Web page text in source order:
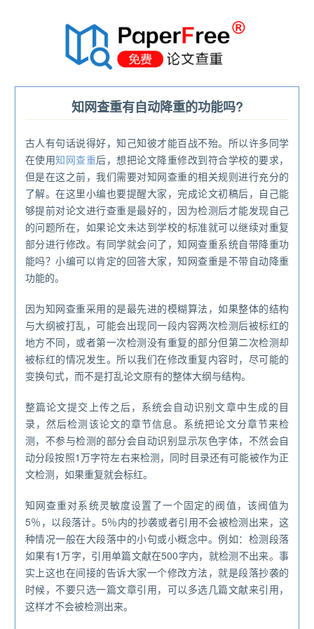
知网查重有自动降重的功能吗?
古人有句话说得好，知己知彼才能百战不殆。所以许多同学
在使用知网查重后，想把论文降重修改到符合学校的要求，
但是在这之前，我们需要对知网查重的相关规则进行充分的
了解。在这里小编也要提醒大家，完成论文初稿后，自己能
够提前对论文进行查重是最好的，因为检测后才能发现自己
的问题所在，如果论文未达到学校的标准就可以继续对重复
部分进行修改。有同学就会问了，知网查重系统自带降重功
能吗？小编可以肯定的回答大家，知网查重是不带自动降重
功能的。
因为知网查重采用的是最先进的模糊算法，如果整体的结构
与大纲被打乱，可能会出现同一段内容两次检测后被标红的
地方不同，或者第一次检测没有重复的部分但第二次检测却
被标红的情况发生。所以我们在修改重复内容时，尽可能的
变换句式，而不是打乱论文原有的整体大纲与结构。
整篇论文提交上传之后，系统会自动识别文章中生成的目
录，然后检测该论文的章节信息。系统把论文分章节来检
测，不参与检测的部分会自动识别显示灰色字体，不然会自
动分段按照1万字符左右来检测，同时目录还有可能被作为正
文检测，如果重复就会标红。
知网查重对系统灵敏度设置了一个固定的阀值，该阀值为
5％，以段落计。5％内的抄袭或者引用不会被检测出来，这
种情况一般在大段落中的小句或小概念中。例如：检测段落
如果有1万字，引用单篇文献在500字内，就检测不出来。事
实上这也在间接的告诉大家一个修改方法，就是段落抄袭的
时候，不要只选一篇文章引用，可以多选几篇文献来引用，
这样才不会被检测出来。